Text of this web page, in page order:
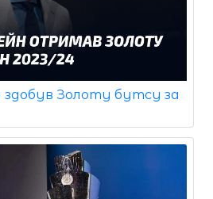
здобув Золоту бутсу за